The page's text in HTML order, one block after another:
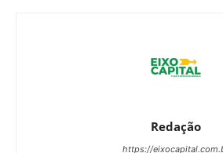
Redação
https://